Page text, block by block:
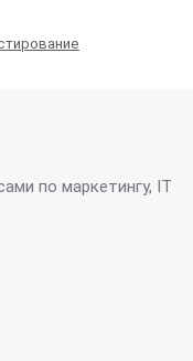
по маркетингу, IT